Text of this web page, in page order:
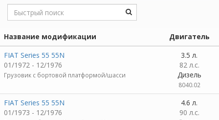
Название модификации
Двигатель
FIAT Series 55 55N
01/1972 - 12/1976
Грузовик c бортовой платформой/шасси
3.5 л.
82 л.с.
Дизель
8040.02
FIAT Series 55 55N
01/1973 - 12/1976
4.6 л.
90 л.с.